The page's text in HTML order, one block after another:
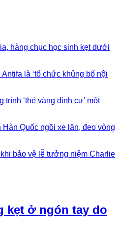
hàng chục học sinh kẹt dưới
là ‘tổ chức khủng bố nội
‘thẻ vàng định cư’ một
Quốc ngồi xe lăn, đeo vòng
bảo vệ lễ tưởng niệm Charlie
kẹt ở ngón tay do